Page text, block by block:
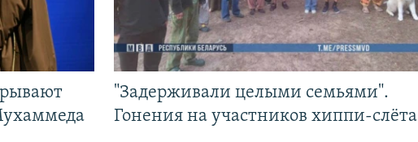
"Задерживали целыми семьями".
Гонения на участников хиппи-слёта